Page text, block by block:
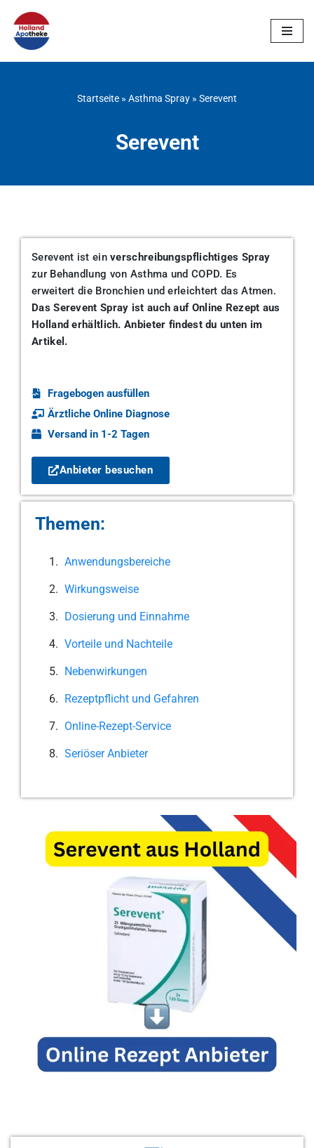
Zum
Inhalt
Startseite » Asthma Spray » Serevent
Serevent
Serevent ist einverschreibungspflichtiges Spray
zur Behandlung von Asthma und COPD. Es
erweitert die Bronchien und erleichtert das Atmen.
Das Serevent Spray ist auch auf Online Rezept aus
Holland erhältlich. Anbieter findest du unten im
Artikel.
Fragebogen ausfüllen
Ärztliche Online Diagnose
Versand in 1-2 Tagen
Anbieter besuchen
Themen:
Anwendungsbereiche
Wirkungsweise
Dosierung und Einnahme
Vorteile und Nachteile
Nebenwirkungen
Rezeptpflicht und Gefahren
Online-Rezept-Service
Seriöser Anbieter